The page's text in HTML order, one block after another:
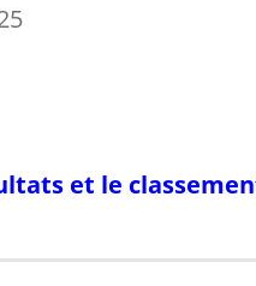
et le